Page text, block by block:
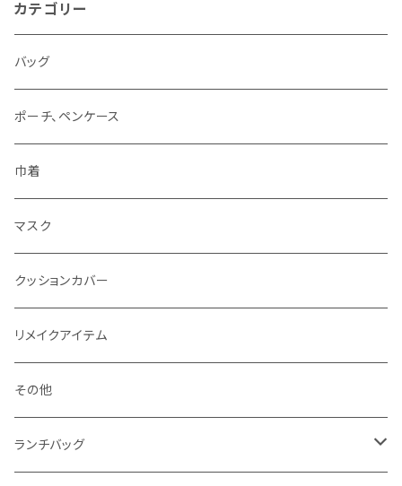
カテゴリー
バッグ
ポーチ、ペンケース
巾着
マスク
クッションカバー
リメイクアイテム
その他
ランチバッグ